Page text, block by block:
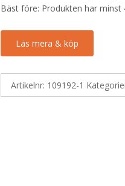
Bäst före: Produkten har
Läs mera & köp
Artikelnr: 109192-1